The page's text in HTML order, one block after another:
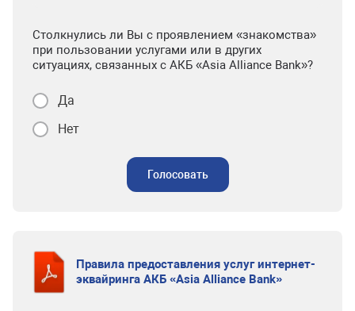
Столкнулись ли Вы с проявлением «знакомства»
при пользовании услугами или в других
ситуациях, связанных с АКБ «Asia Alliance Bank»?
Да
Нет
Голосовать
Правила предоставления услуг интернет-
эквайринга АКБ «Asia Alliance Bank»